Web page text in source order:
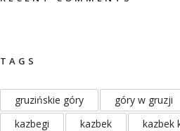
TAGS
gruzińskie góry góry w gruzji
kazbegi
kazbek
kazbek